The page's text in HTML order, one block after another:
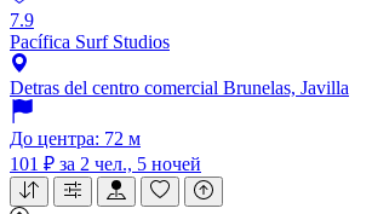
7.9
Pacífica Surf Studios
Detras del centro comercial Brunelas, Javilla
До центра: 72 м
101 ₽ за 2 чел., 5 ночей